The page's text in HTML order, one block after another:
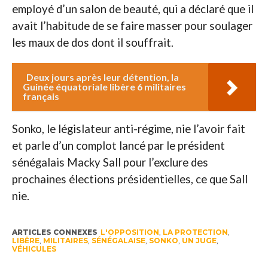
employé d’un salon de beauté, qui a déclaré que il
avait l’habitude de se faire masser pour soulager
les maux de dos dont il souffrait.
Deux jours après leur détention, la
Guinée équatoriale libère 6 militaires
français
Sonko, le législateur anti-régime, nie l’avoir fait
et parle d’un complot lancé par le président
sénégalais Macky Sall pour l’exclure des
prochaines élections présidentielles, ce que Sall
nie.
ARTICLES CONNEXES L'OPPOSITION, LA PROTECTION,
LIBĖRE, MILITAIRES, SÉNÉGALAISE, SONKO, UN JUGE,
VÉHICULES